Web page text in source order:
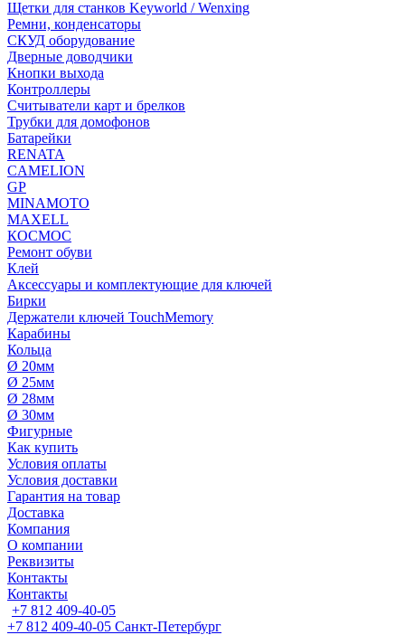
Щетки для станков Keyworld / Wenxing
Ремни, конденсаторы
СКУД оборудование
Дверные доводчики
Кнопки выхода
Контроллеры
Считыватели карт и брелков
Трубки для домофонов
Батарейки
RENATA
CAMELION
GP
MINAMOTO
MAXELL
КОСМОС
Ремонт обуви
Клей
Аксессуары и комплектующие для ключей
Бирки
Держатели ключей TouchMemory
Карабины
Кольца
Ø 20мм
Ø 25мм
Ø 28мм
Ø 30мм
Фигурные
Как купить
Условия оплаты
Условия доставки
Гарантия на товар
Доставка
Компания
О компании
Реквизиты
Контакты
Контакты
+7 812 409-40-05
+7 812 409-40-05 Санĸт-Петербург